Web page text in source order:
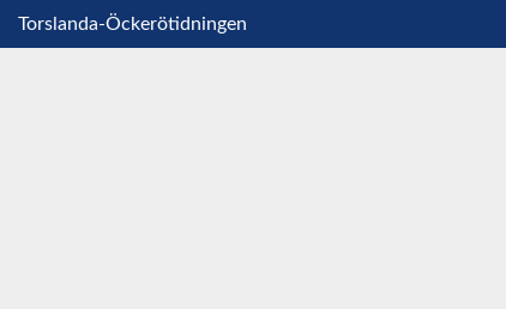
Torslanda-Öckerötidningen